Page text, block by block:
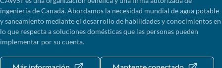
ingeniería de Canadá. Abordamos la necesidad mundial de agua potable
y saneamiento mediante el desarrollo de habilidades y conocimientos en
lo que respecta a soluciones domésticas que las personas pueden
implementar por su cuenta.